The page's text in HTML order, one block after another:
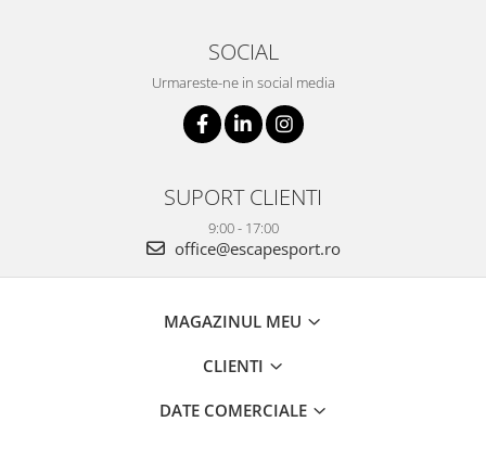
SOCIAL
Urmareste-ne in social media
SUPORT CLIENTI
9:00 - 17:00
office@escapesport.ro
MAGAZINUL MEU
CLIENTI
DATE COMERCIALE